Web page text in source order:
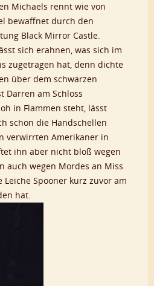
Michaels rennt wie von
bewaffnet durch den
Black Mirror Castle.
sich erahnen, was sich im
zugetragen hat, denn dichte
über dem schwarzen
Darren am Schloss
in Flammen steht, lässt
schon die Handschellen
verwirrten Amerikaner in
ihn aber nicht bloß wegen
auch wegen Mordes an Miss
Leiche Spooner kurz zuvor am
hat.